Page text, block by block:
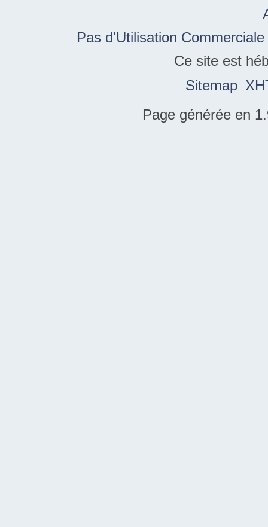
Pas d'Utilisation
Ce site est
Sitemap
Page générée en